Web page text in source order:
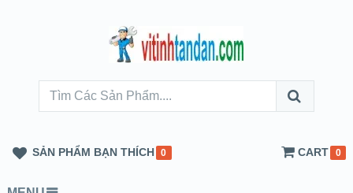
SẢN PHẨM BẠN THÍCH 0 CART 0